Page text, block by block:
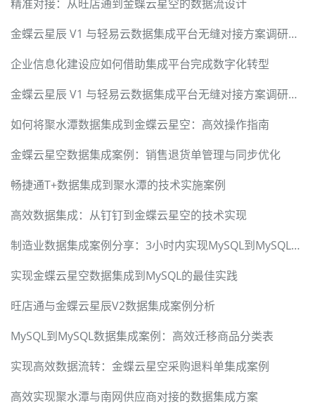
精准对接：从旺店通到金蝶云星空的数据流设计
金蝶云星辰 V1 与轻易云数据集成平台无缝对接方案调研报告
企业信息化建设应如何借助集成平台完成数字化转型
金蝶云星辰 V1 与轻易云数据集成平台无缝对接方案调研报告
如何将聚水潭数据集成到金蝶云星空：高效操作指南
金蝶云星空数据集成案例：销售退货单管理与同步优化
畅捷通T+数据集成到聚水潭的技术实施案例
高效数据集成：从钉钉到金蝶云星空的技术实现
制造业数据集成案例分享：3小时内实现MySQL到MySQL数据对接
实现金蝶云星空数据集成到MySQL的最佳实践
旺店通与金蝶云星辰V2数据集成案例分析
MySQL到MySQL数据集成案例：高效迁移商品分类表
实现高效数据流转：金蝶云星空采购退料单集成案例
高效实现聚水潭与南网供应商对接的数据集成方案